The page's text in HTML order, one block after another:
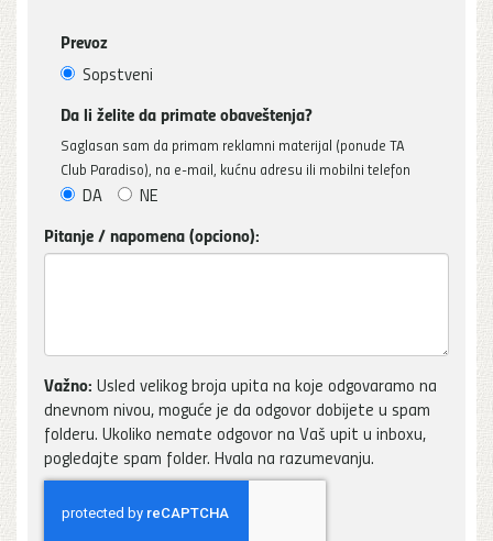
Prevoz
Sopstveni
Da li želite da primate obaveštenja?
Saglasan sam da primam reklamni materijal (ponude TA
Club Paradiso), na e-mail, kućnu adresu ili mobilni telefon
DA NE
Pitanje / napomena (opciono):
Važno: Usled velikog broja upita na koje odgovaramo na
dnevnom nivou, moguće je da odgovor dobijete u spam
folderu. Ukoliko nemate odgovor na Vaš upit u inboxu,
pogledajte spam folder. Hvala na razumevanju.